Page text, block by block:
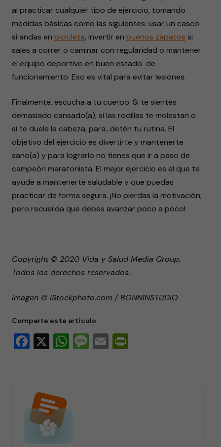
al practicar cualquier tipo de ejercicio, tomando
medidas básicas como las siguientes: usar un casco
si andas en bicicleta, invertir en buenos zapatos si
sales a correr o caminar con regularidad o mantener
el equipo deportivo en buen estado de
funcionamiento. Eso es vital para evitar lesiones.
Finalmente, escucha a tu cuerpo. Si te sientes
demasiado cansado(a), si las rodillas te molestan o
si te duele la cabeza, para…detén tu rutina. El
objetivo del ejercicio es divertirte y mantenerte
sano(a) y para lograrlo no tienes que ir a paso de
campeón maratonista. El mejor ejercicio es el que te
ayude a mantenerte saludable y que puedas
practicar de forma segura. ¡No pierdas la motivación,
pero recuerda que debes avanzar poco a poco!
Copyright © 2020 Vida y Salud Media Group.
Todos los derechos reservados.
Imagen © iStockphoto.com / BONNINSTUDIO
Comparte este artículo:
Facebook
X WhatsApp
Message
Email